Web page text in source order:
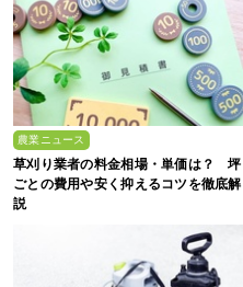
農業ニュース
草刈り業者の料金相場・単価は？ 坪
ごとの費用や安く抑えるコツを徹底解
説